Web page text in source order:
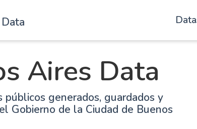
Aires Data
públicos generados, guardados y
Gobierno de la Ciudad de Buenos